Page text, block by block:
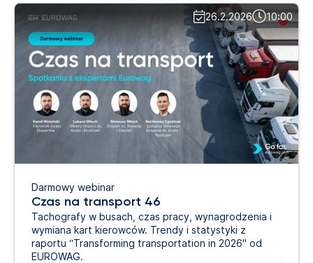
Darmowy webinar
Czas na transport 46
Tachografy w busach, czas pracy, wynagrodzenia i
wymiana kart kierowców. Trendy i statystyki z
raportu “Transforming transportation in 2026" od
EUROWAG.
26.2.2026 10:00